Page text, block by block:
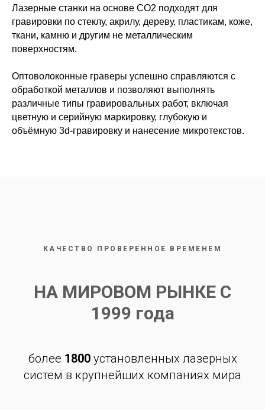
Лазерные станки на основе CO2 подходят для
гравировки по стеклу, акрилу, дереву, пластикам, коже,
ткани, камню и другим не металлическим
поверхностям.
Оптоволоконные граверы успешно справляются с
обработкой металлов и позволяют выполнять
различные типы гравировальных работ, включая
цветную и серийную маркировку, глубокую и
объёмную 3d-гравировку и нанесение микротекстов.
КАЧЕСТВО ПРОВЕРЕННОЕ ВРЕМЕНЕМ
НА МИРОВОМ РЫНКЕ С
1999 года
более 1800установленных лазерных
систем в крупнейших компаниях мира